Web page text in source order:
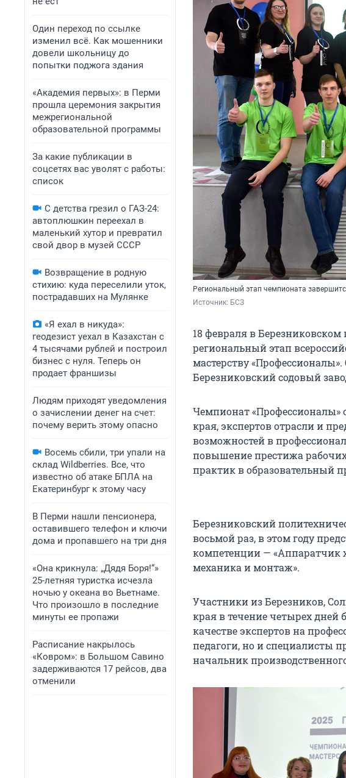
Один переход по ссылке
изменил всё. Как мошенники
довели школьницу до
попытки поджога здания
«Академия первых»: в Перми
прошла церемония закрытия
межрегиональной
образовательной программы
За какие публикации в
соцсетях вас уволят с работы:
список
С детства грезил о ГАЗ-24:
автоплюшкин переехал в
маленький хутор и превратил
свой двор в музей СССР
Возвращение в родную
стихию: куда переселили уток,
пострадавших на Мулянке
«Я ехал в никуда»:
геодезист уехал в Казахстан с
4 тысячами рублей и построил
бизнес с нуля. Теперь он
продает франшизы
Людям приходят уведомления
о зачислении денег на счет:
почему верить этому опасно
Восемь сбили, три упали на
склад Wildberries. Все, что
известно об атаке БПЛА на
Екатеринбург к этому часу
В Перми нашли пенсионера,
оставившего телефон и ключи
дома и пропавшего на три дня
«Она крикнула: „Дядя Боря!“»
25-летняя туристка исчезла
ночью у океана во Вьетнаме.
Что произошло в последние
минуты ее пропажи
Расписание накрылось
«Ковром»: в Большом Савино
задерживаются 17 рейсов, два
отменили
Региональный этап чемпионата
Источник: БСЗ
18 февраля в
региональный этап
мастерству
Березниковский содовый
Чемпионат «Профессионалы»
края, экспертов отрасли и
возможностей в
повышение престижа
практик в образовательный
Березниковский
восьмой раз, в этом году
компетенции — «Аппаратчик
механика и монтаж».
Участники из Березников,
края в течение четырех дней
качестве экспертов на
педагоги, но и специалисты
начальник